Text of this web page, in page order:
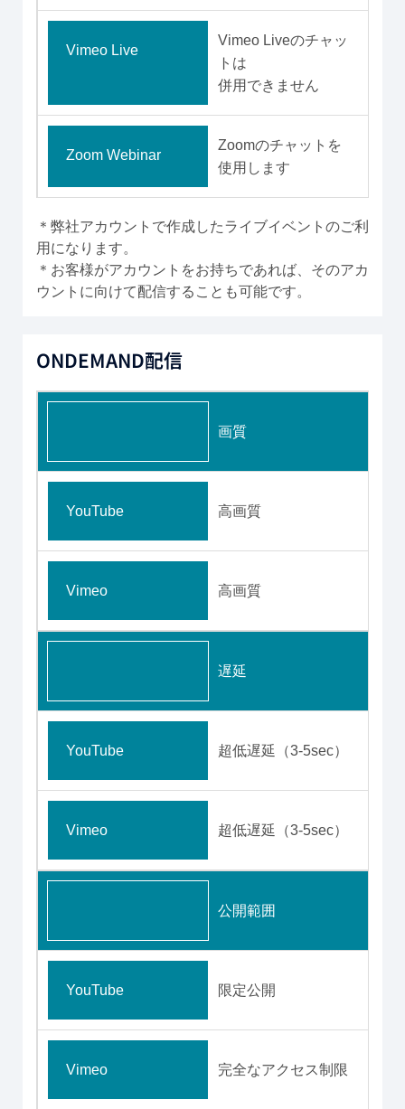
Vimeo Live
Vimeo Liveのチャッ
トは
併用できません
Zoom Webinar
Zoomのチャットを
使用します
＊弊社アカウントで作成したライブイベントのご利
用になります。
＊お客様がアカウントをお持ちであれば、そのアカ
ウントに向けて配信することも可能です。
ONDEMAND配信
画質
YouTube 高画質
Vimeo 高画質
遅延
YouTube 超低遅延（3-5sec）
Vimeo 超低遅延（3-5sec）
公開範囲
YouTube 限定公開
Vimeo 完全なアクセス制限